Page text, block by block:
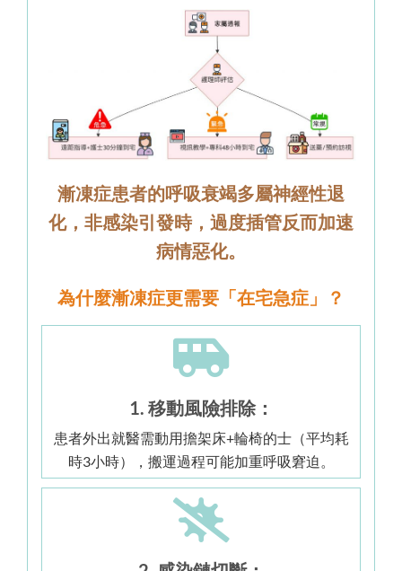
漸凍症患者的呼吸衰竭多屬神經性退
化，非感染引發時，過度插管反而加速
病情惡化。
為什麼漸凍症更需要「在宅急症」？
1. 移動風險排除：
患者外出就醫需動用擔架床+輪椅的士（平均耗
時3小時），搬運過程可能加重呼吸窘迫。